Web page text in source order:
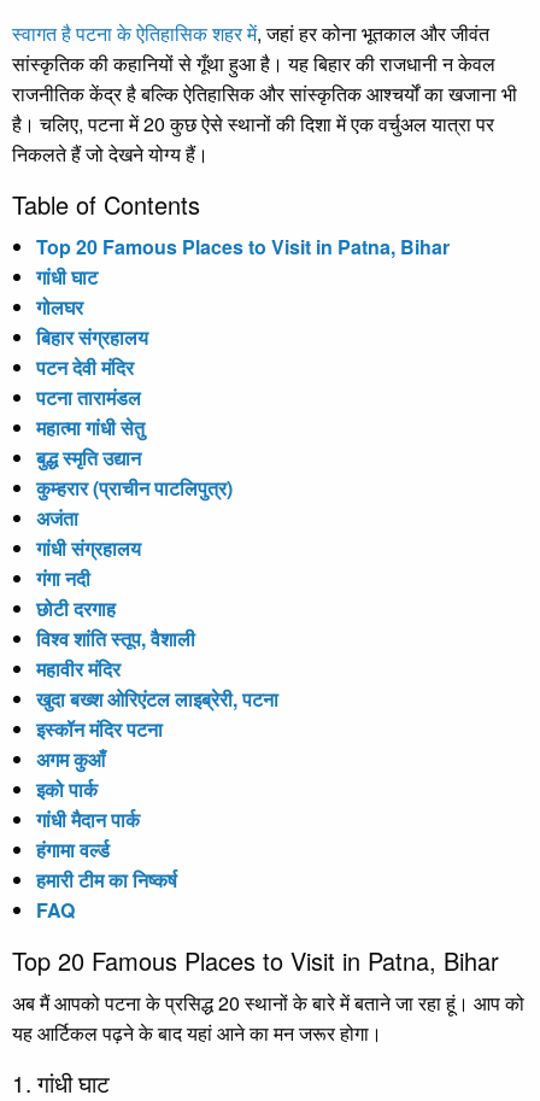
स्वागत है पटना के ऐतिहासिक शहर में, जहां हर कोना भूतकाल और जीवंत
सांस्कृतिक की कहानियों से गूँथा हुआ है। यह बिहार की राजधानी न केवल
राजनीतिक केंद्र है बल्कि ऐतिहासिक और सांस्कृतिक आश्चर्यों का खजाना भी
है। चलिए, पटना में 20 कुछ ऐसे स्थानों की दिशा में एक वर्चुअल यात्रा पर
निकलते हैं जो देखने योग्य हैं।
Table of Contents
Top 20 Famous Places to Visit in Patna, Bihar
गांधी घाट
गोलघर
बिहार संग्रहालय
पटन देवी मंदिर
पटना तारामंडल
महात्मा गांधी सेतु
बुद्ध स्मृति उद्यान
कुम्हरार (प्राचीन पाटलिपुत्र)
अजंता
गांधी संग्रहालय
गंगा नदी
छोटी दरगाह
विश्व शांति स्तूप, वैशाली
महावीर मंदिर
खुदा बख्श ओरिएंटल लाइब्रेरी, पटना
इस्कॉन मंदिर पटना
अगम कुआँ
इको पार्क
गांधी मैदान पार्क
हंगामा वर्ल्ड
हमारी टीम का निष्कर्ष
FAQ
Top 20 Famous Places to Visit in Patna, Bihar
अब मैं आपको पटना के प्रसिद्ध 20 स्थानों के बारे में बताने जा रहा हूं। आप को
यह आर्टिकल पढ़ने के बाद यहां आने का मन जरूर होगा।
1. गांधी घाट